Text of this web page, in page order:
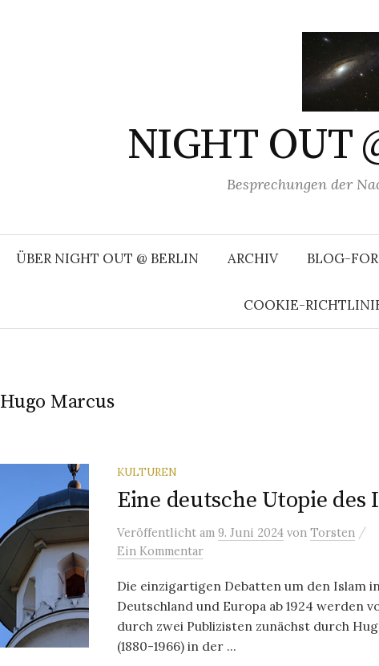
NIGHT OUT
Besprechungen der
ÜBER NIGHT OUT @ BERLIN ARCHIV BLOG-
COOKIE-
Hugo Marcus
KULTUREN
Eine deutsche Utopie des
Veröffentlicht am 9. Juni 2024 von Torsten /
Ein Kommentar
Die einzigartigen Debatten um den Islam
Deutschland und Europa ab 1924 werden
durch zwei Publizisten zunächst durch
(1880-1966) in der ...